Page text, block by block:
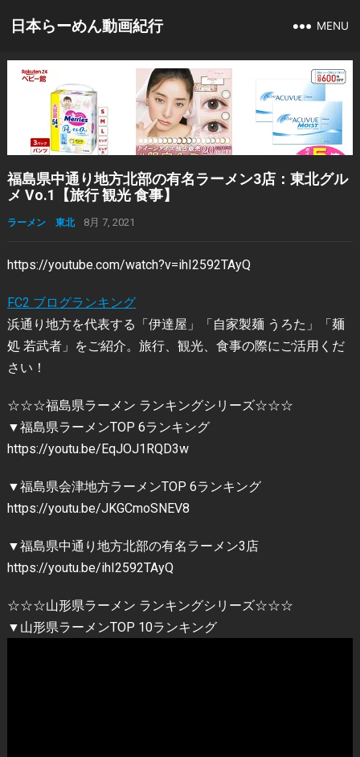
日本らーめん動画紀行 MENU
福島県中通り地方北部の有名ラーメン3店：東北グル
メ Vo.1【旅行 観光 食事】
ラーメン 東北 8月 7, 2021
https://youtube.com/watch?v=ihI2592TAyQ
FC2 ブログランキング
浜通り地方を代表する「伊達屋」「自家製麺 うろた」「麺
処 若武者」をご紹介。旅行、観光、食事の際にご活用くだ
さい！
☆☆☆福島県ラーメン ランキングシリーズ☆☆☆
▼福島県ラーメンTOP 6ランキング
https://youtu.be/EqJOJ1RQD3w
▼福島県会津地方ラーメンTOP 6ランキング
https://youtu.be/JKGCmoSNEV8
▼福島県中通り地方北部の有名ラーメン3店
https://youtu.be/ihI2592TAyQ
☆☆☆山形県ラーメン ランキングシリーズ☆☆☆
▼山形県ラーメンTOP 10ランキング